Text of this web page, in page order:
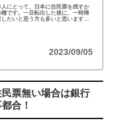
にとって、日本に住民票を残すか
種です。一旦転出した後に、一時帰
たいと思う方も多いと思います。
2023/09/05
票無い場合は銀行
合！